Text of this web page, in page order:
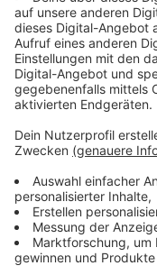
langen Wartezeiten
logistische
Druckerpatronen.
abgestellt worden
sowohl online
doppelter
Anzeige
Anzeige